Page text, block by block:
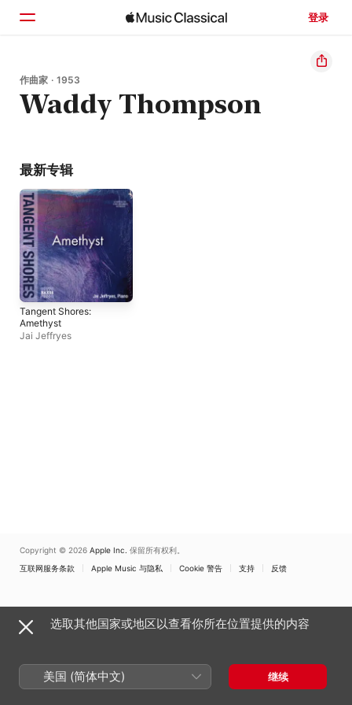
登录
主页
浏览
作曲家 · 1953
Waddy Thompson
最新专辑
Tangent Shores:
Amethyst
Jai Jeffryes
Copyright © 2026 Apple Inc. 保留所有权利。
互联网服务条款
Apple Music 与隐私 Cookie 警告 支持 反馈
选取其他国家或地区以查看你所在位置提供的内容
美国 (简体中文) 继续